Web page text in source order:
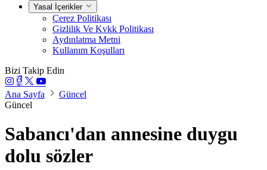
Yasal İçerikler
Çerez Politikası
Gizlilik Ve Kvkk Politikası
Aydınlatma Metni
Kullanım Koşulları
Bizi Takip Edin
Ana Sayfa
Güncel
Güncel
Sabancı'dan annesine duygu
dolu sözler